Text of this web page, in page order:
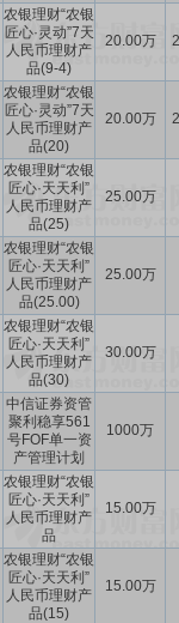
农银理财“农银
匠心·灵动”7天
人民币理财产
品(9-4)
20.00万
农银理财“农银
匠心·灵动”7天
人民币理财产
品(20)
20.00万
农银理财“农银
匠心·天天利”
人民币理财产
品(25)
25.00万
农银理财“农银
匠心·天天利”
人民币理财产
品(25.00)
25.00万
农银理财“农银
匠心·天天利”
人民币理财产
品(30)
30.00万
中信证券资管
聚利稳享561
号FOF单一资
产管理计划
1000万
农银理财“农银
匠心·天天利”
人民币理财产
品
15.00万
农银理财“农银
匠心·天天利”
人民币理财产
品(15)
15.00万